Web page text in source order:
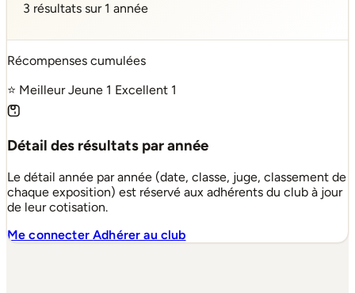
3 résultats sur 1 année
Récompenses cumulées
⭐ Meilleur Jeune 1 Excellent 1
Détail des résultats par année
Le détail année par année (date, classe, juge, classement de
chaque exposition) est réservé aux adhérents du club à jour
de leur cotisation.
Me connecterAdhérer au club